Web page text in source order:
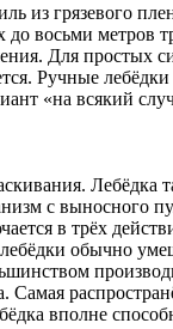
грязевого
восьми метров
Для простых
Ручные
«на всякий
Лебёдка
с выносного
в трёх
обычно
Самая
вполне